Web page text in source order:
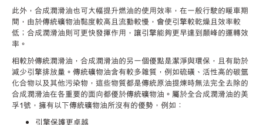
此外，合成潤滑油也可大幅提升燃油的使用效率，在一般行駛的暖車期
間，由於傳統礦物油黏度較高且流動較慢，會使引擎較乾燥且效率較
低；合成潤滑油則可更快發揮作用，讓引擎能夠更早達到顛峰的運轉效
率。
相較於傳統潤滑油，合成潤滑油的另一個優點是潔淨與環保，且有助於
減少引擎排放量。傳統礦物油含有較多雜質，例如硫磺、活性高的碳氫
化合物以及其他污染物，這些物質都是傳統原油提煉時無法完全去除的
合成潤滑油在各重要的面向都優於傳統礦物油。屬於全合成潤滑油的美
孚1號，擁有以下傳統礦物油所沒有的優勢，例如：
引擎保護更卓越